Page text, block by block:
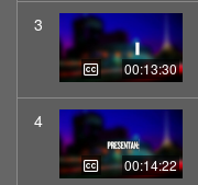
3
00:13:30
4
00:14:22